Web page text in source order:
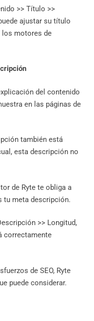
>> Título >>
ajustar su título
los motores de
del contenido
en las páginas de
también está
esta descripción no
de Ryte te obliga a
tu meta descripción.
>> Longitud,
correctamente
de SEO, Ryte
puede considerar.